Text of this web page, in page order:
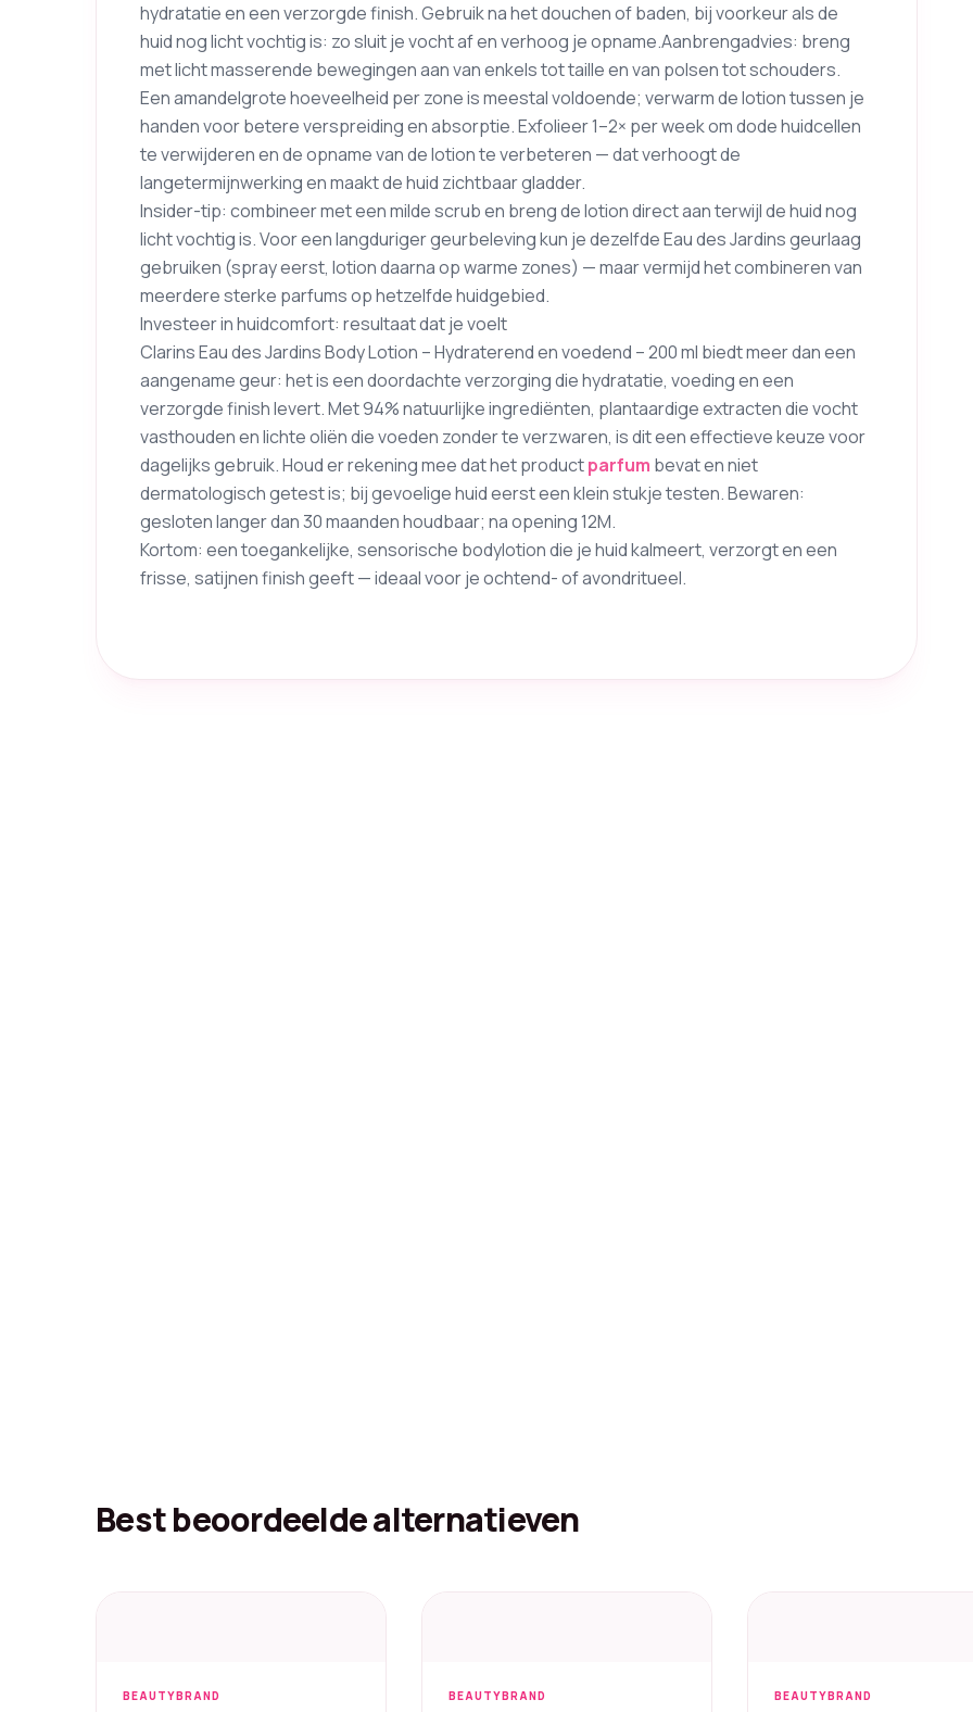
hydratatie en een verzorgde finish. Gebruik na het douchen of baden, bij voorkeur als de
huid nog licht vochtig is: zo sluit je vocht af en verhoog je opname.Aanbrengadvies: breng
met licht masserende bewegingen aan van enkels tot taille en van polsen tot schouders.
Een amandelgrote hoeveelheid per zone is meestal voldoende; verwarm de lotion tussen je
handen voor betere verspreiding en absorptie. Exfolieer 1–2× per week om dode huidcellen
te verwijderen en de opname van de lotion te verbeteren — dat verhoogt de
langetermijnwerking en maakt de huid zichtbaar gladder.
Insider-tip: combineer met een milde scrub en breng de lotion direct aan terwijl de huid nog
licht vochtig is. Voor een langduriger geurbeleving kun je dezelfde Eau des Jardins geurlaag
gebruiken (spray eerst, lotion daarna op warme zones) — maar vermijd het combineren van
meerdere sterke parfums op hetzelfde huidgebied.
Investeer in huidcomfort: resultaat dat je voelt
Clarins Eau des Jardins Body Lotion – Hydraterend en voedend – 200 ml biedt meer dan een
aangename geur: het is een doordachte verzorging die hydratatie, voeding en een
verzorgde finish levert. Met 94% natuurlijke ingrediënten, plantaardige extracten die vocht
vasthouden en lichte oliën die voeden zonder te verzwaren, is dit een effectieve keuze voor
dagelijks gebruik. Houd er rekening mee dat het productparfum bevat en niet
dermatologisch getest is; bij gevoelige huid eerst een klein stukje testen. Bewaren:
gesloten langer dan 30 maanden houdbaar; na opening 12M.
Kortom: een toegankelijke, sensorische bodylotion die je huid kalmeert, verzorgt en een
frisse, satijnen finish geeft — ideaal voor je ochtend- of avondritueel.
Best beoordeelde alternatieven
BEAUTYBRAND BEAUTYBRAND BEAUTYBRAND